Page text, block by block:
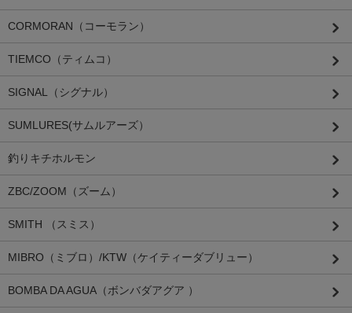
CORMORAN（コーモラン）
TIEMCO（ティムコ）
SIGNAL（シグナル）
SUMLURES(サムルアーズ）
釣りキチホルモン
ZBC/ZOOM（ズーム）
SMITH （スミス）
MIBRO（ミブロ）/KTW（ケイティーダブリュー）
BOMBA DA AGUA（ボンバダアグア ）